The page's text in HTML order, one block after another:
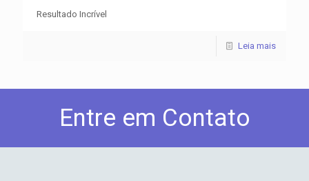
Resultado Incrível
Leia mais
Entre em Contato